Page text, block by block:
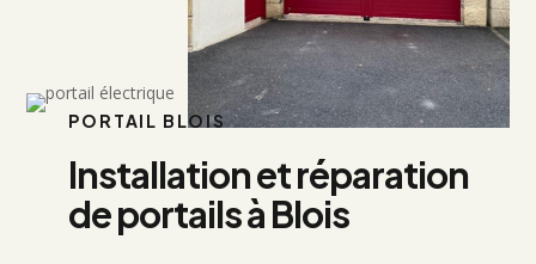
PORTAIL BLOIS
Installation et réparation
de portails à Blois